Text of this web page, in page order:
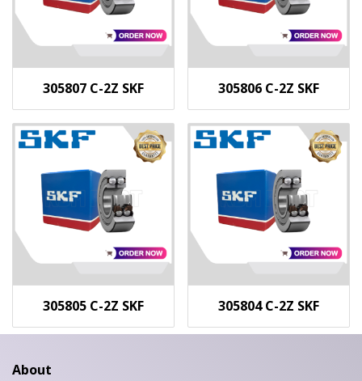
305807 C-2Z SKF 305806 C-2Z SKF
305805 C-2Z SKF 305804 C-2Z SKF
About